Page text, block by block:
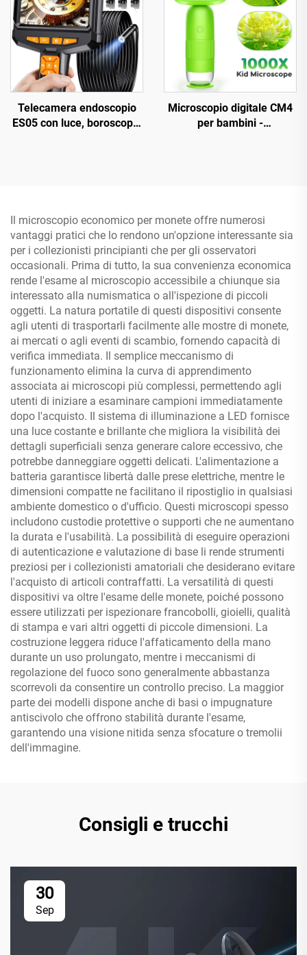
Telecamera endoscopio
ES05 con luce, boroscopio
Microscopio digitale CM4
per bambini -
Il microscopio economico per monete offre numerosi
vantaggi pratici che lo rendono un'opzione interessante sia
per i collezionisti principianti che per gli osservatori
occasionali. Prima di tutto, la sua convenienza economica
rende l'esame al microscopio accessibile a chiunque sia
interessato alla numismatica o all'ispezione di piccoli
oggetti. La natura portatile di questi dispositivi consente
agli utenti di trasportarli facilmente alle mostre di monete,
ai mercati o agli eventi di scambio, fornendo capacità di
verifica immediata. Il semplice meccanismo di
funzionamento elimina la curva di apprendimento
associata ai microscopi più complessi, permettendo agli
utenti di iniziare a esaminare campioni immediatamente
dopo l'acquisto. Il sistema di illuminazione a LED fornisce
una luce costante e brillante che migliora la visibilità dei
dettagli superficiali senza generare calore eccessivo, che
potrebbe danneggiare oggetti delicati. L'alimentazione a
batteria garantisce libertà dalle prese elettriche, mentre le
dimensioni compatte ne facilitano il ripostiglio in qualsiasi
ambiente domestico o d'ufficio. Questi microscopi spesso
includono custodie protettive o supporti che ne aumentano
la durata e l'usabilità. La possibilità di eseguire operazioni
di autenticazione e valutazione di base li rende strumenti
preziosi per i collezionisti amatoriali che desiderano evitare
l'acquisto di articoli contraffatti. La versatilità di questi
dispositivi va oltre l'esame delle monete, poiché possono
essere utilizzati per ispezionare francobolli, gioielli, qualità
di stampa e vari altri oggetti di piccole dimensioni. La
costruzione leggera riduce l'affaticamento della mano
durante un uso prolungato, mentre i meccanismi di
regolazione del fuoco sono generalmente abbastanza
scorrevoli da consentire un controllo preciso. La maggior
parte dei modelli dispone anche di basi o impugnature
antiscivolo che offrono stabilità durante l'esame,
garantendo una visione nitida senza sfocature o tremolii
dell'immagine.
Consigli e trucchi
30
Sep